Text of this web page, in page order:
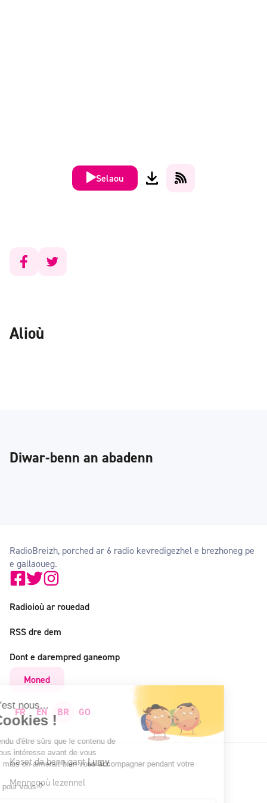
Selaou
Alioù
Diwar-benn an abadenn
RadioBreizh, porched ar 6 radio kevredigezhel e brezhoneg pe
e gallaoueg.
Radioioù ar rouedad
RSS dre dem
Dont e darempred ganeomp
Moned
FR EN BR GO
Kaset da benn gantLumy
Mennegoù lezennel
Salut c'est nous...
les Cookies !
On a attendu d'être sûrs que le contenu de
ce site vous intéresse avant de vous
déranger, mais on aimerait bien vous accompagner pendant votre
C'est OK pour vous ?